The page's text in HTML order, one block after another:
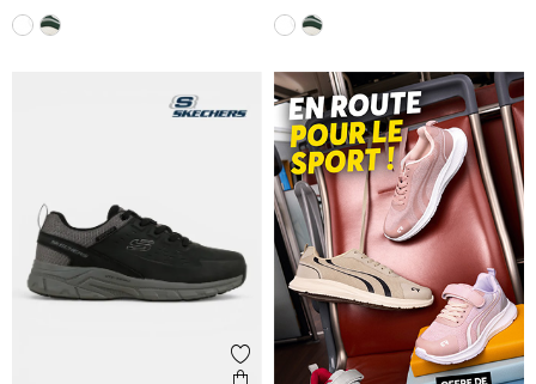
Ajouter aux favoris